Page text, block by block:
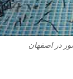
در اصفهان